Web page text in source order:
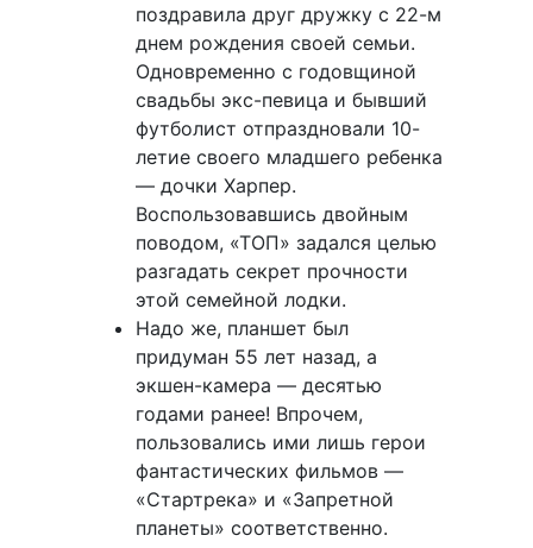
поздравила друг дружку с 22-м
днем рождения своей семьи.
Одновременно с годовщиной
свадьбы экс-певица и бывший
футболист отпраздновали 10-
летие своего младшего ребенка
— дочки Харпер.
Воспользовавшись двойным
поводом, «ТОП» задался целью
разгадать секрет прочности
этой семейной лодки.
Надо же, планшет был
придуман 55 лет назад, а
экшен-камера — десятью
годами ранее! Впрочем,
пользовались ими лишь герои
фантастических фильмов —
«Стартрека» и «Запретной
планеты» соответственно.